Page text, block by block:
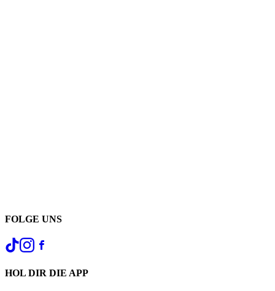
FOLGE UNS
HOL DIR DIE APP